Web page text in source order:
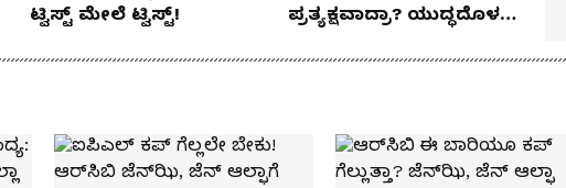
ಟ್ವಿಸ್ಟ್​ ಮೇಲೆ ಟ್ವಿಸ್ಟ್!
ಪ್ರತ್ಯಕ್ಷವಾದ್ರಾ? ಯುದ್ಧದೊಳಗೆ